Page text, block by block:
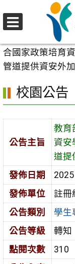
至
要
內
校園公告
合國家政策培育
管道提供資安外
校園公告
公告主旨
教育
資安
道提
發佈日期
發佈單位
註冊
公告類別
學生
公告等級
轉知
點閱次數
310
選
單